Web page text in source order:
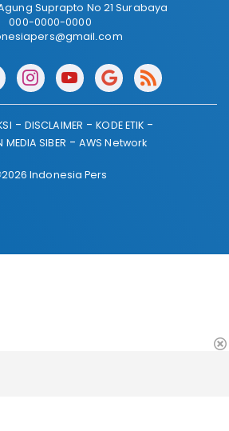
Suprapto No 21 Surabaya
000-0000-0000
DISCLAIMER
KODE ETIK
MEDIA SIBER
AWS Network
Indonesia Pers